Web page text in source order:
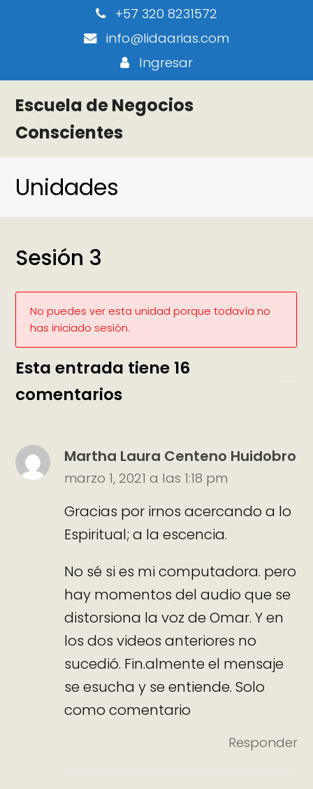
+57 320 8231572
info@lidaarias.com
Ingresar
Escuela de Negocios
Conscientes
Unidades
Sesión 3
No puedes ver esta unidad porque todavía no
has iniciado sesión.
Esta entrada tiene 16
comentarios
Martha Laura Centeno Huidobro
marzo 1, 2021 a las 1:18 pm
Gracias por irnos acercando a lo
Espiritual; a la escencia.
No sé si es mi computadora. pero
hay momentos del audio que se
distorsiona la voz de Omar. Y en
los dos videos anteriores no
sucedió. Fin.almente el mensaje
se esucha y se entiende. Solo
como comentario
Responder